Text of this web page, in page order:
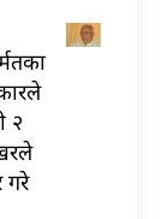
२
गरे